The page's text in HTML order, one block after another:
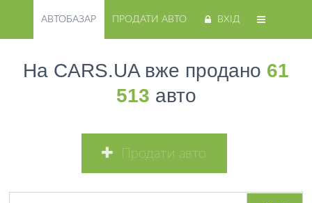
АВТОБАЗАР ПРОДАТИ АВТО ВХІД
На CARS.UA вже продано 61
513 авто
Продати авто